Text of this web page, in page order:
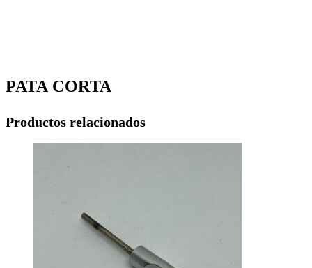
PATA CORTA
Productos relacionados